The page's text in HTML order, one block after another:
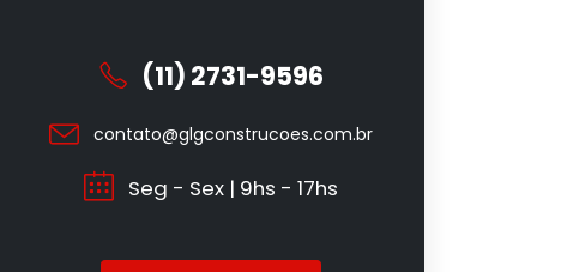
(11) 2731-9596
contato@glgconstrucoes.com.br
Seg - Sex | 9hs - 17hs